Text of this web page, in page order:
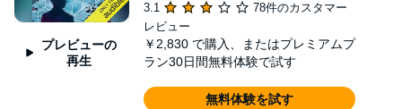
プレビューの
再生
3.1
78件のカスタマー
レビュー
￥2,830 で購入、またはプレミアムプ
ラン30日間無料体験で試す
無料体験を試す